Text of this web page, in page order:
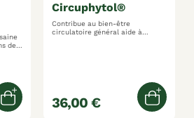
de
Ajouter au panier
circuphytol®
Contribue au bien-être
circulatoire général aide à
36,00 €